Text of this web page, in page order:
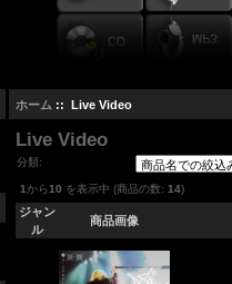
ホーム :: Live Video
Live Video
分類:
1 から10 を表示中 (商品の数:14)
ジャン
ル
商品画像